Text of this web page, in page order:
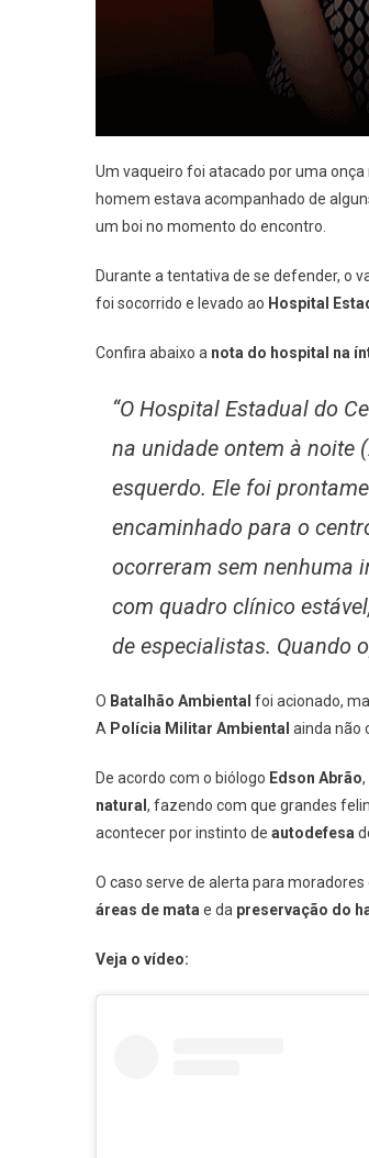
Um vaqueiro foi atacado por uma onça
homem estava acompanhado de
um boi no momento do encontro.
Durante a tentativa de se defender, o
foi socorrido e levado ao Hospital
Confira abaixo a nota do hospital na
“O Hospital Estadual do
na unidade ontem à noite
esquerdo. Ele foi
encaminhado para o
ocorreram sem nenhuma
com quadro clínico
de especialistas. Quando
O Batalhão Ambiental foi acionado,
A Polícia Militar Ambiental ainda não
De acordo com o biólogo Edson Abrão
natural , fazendo com que grandes
acontecer por instinto de autodefesa
O caso serve de alerta para
áreas de mata e da preservação do
Veja o vídeo: